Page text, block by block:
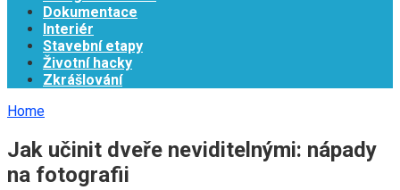
Dokumentace
Interiér
Stavební etapy
Životní hacky
Zkrášlování
Home
Jak učinit dveře neviditelnými: nápady
na fotografii